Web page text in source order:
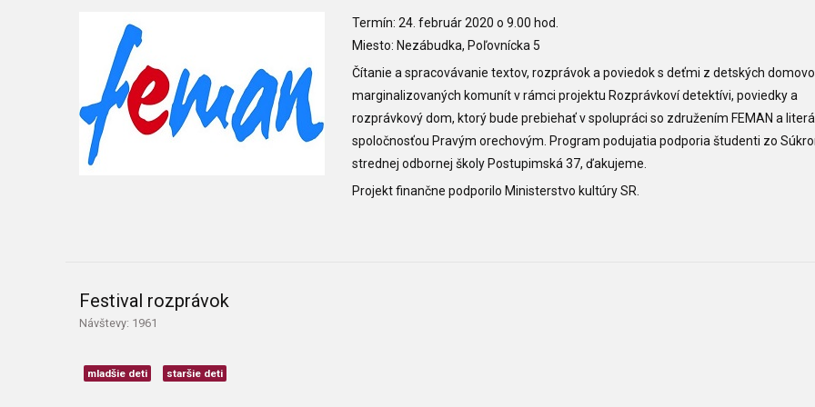
Termín: 24. február 2020 o 9.00 hod.
Miesto: Nezábudka, Poľovnícka 5
Čítanie a spracovávanie textov, rozprávok a poviedok s deťmi z detských
marginalizovaných komunít v rámci projektu Rozprávkoví detektívi, poviedky a
rozprávkový dom, ktorý bude prebiehať v spolupráci so združením FEMAN a
spoločnosťou Pravým orechovým. Program podujatia podporia študenti zo
strednej odbornej školy Postupimská 37, ďakujeme.
Projekt finančne podporilo Ministerstvo kultúry SR.
Festival rozprávok
Návštevy: 1961
mladšie deti staršie deti